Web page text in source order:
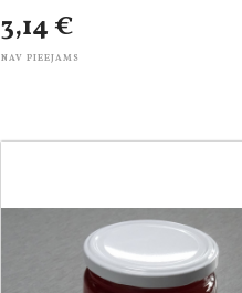
3,14 €
NAV PIEEJAMS